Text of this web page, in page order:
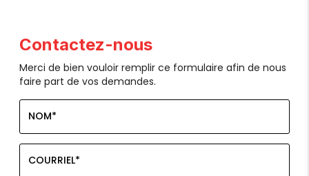
Contactez-nous
Merci de bien vouloir remplir ce formulaire afin de nous
faire part de vos demandes.